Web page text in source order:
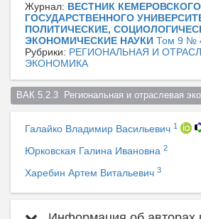
Журнал: ВЕСТНИК КЕМЕРОВСКОГО
ГОСУДАРСТВЕННОГО
ПОЛИТИЧЕСКИЕ,
ЭКОНОМИЧЕСКИЕ НАУКИ Том 9 №
Рубрики: РЕГИОНАЛЬНАЯ И
ЭКОНОМИКА
ВАК 5.2.3  Региональная и отраслевая
Галайко Владимир Васильевич 1
Юрковская Галина Ивановна 2
Харебин Артем Витальевич 3